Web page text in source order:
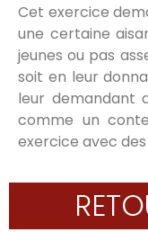
Cet exercice
une certaine
jeunes ou pas
soit en leur
leur demandant
comme un
exercice avec